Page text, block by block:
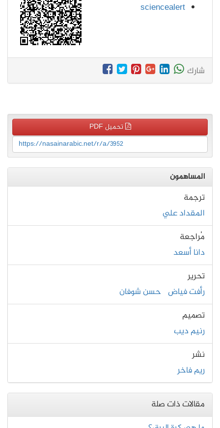
sciencealert
شارك
تحميل PDF
https://nasainarabic.net/r/a/3952
المساهمون
ترجمة
المقداد علي
مُراجعة
دانا أسعد
تحرير
رأفت فياض حسن شوفان
تصميم
رنيم ديب
نشر
ريم فاخر
مقالات ذات صلة